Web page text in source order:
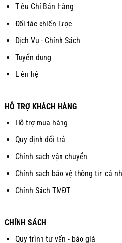
Tiêu Chí Bán Hàng
Đối tác chiến lược
Dịch Vụ - Chính Sách
Tuyển dụng
Liên hệ
HỖ TRỢ KHÁCH HÀNG
Hỗ trợ mua hàng
Quy định đổi trả
Chính sách vận chuyển
Chính sách bảo vệ thông tin cá
Chính Sách TMĐT
CHÍNH SÁCH
Quy trình tư vấn - báo giá